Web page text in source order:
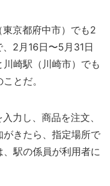
京都府中市）でも2
2月16日〜5月31日
崎駅（川崎市）でも
とだ。
力し、商品を注文、
きたら、指定場所で
駅の係員が利用者に